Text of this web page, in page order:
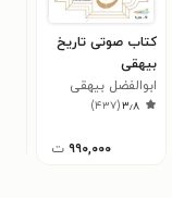
کتاب صوتی تاریخ
بیهقی
ابوالفضل بیهقی
۳٫۸(۴۳۷)
۹۹۰,۰۰۰ ت